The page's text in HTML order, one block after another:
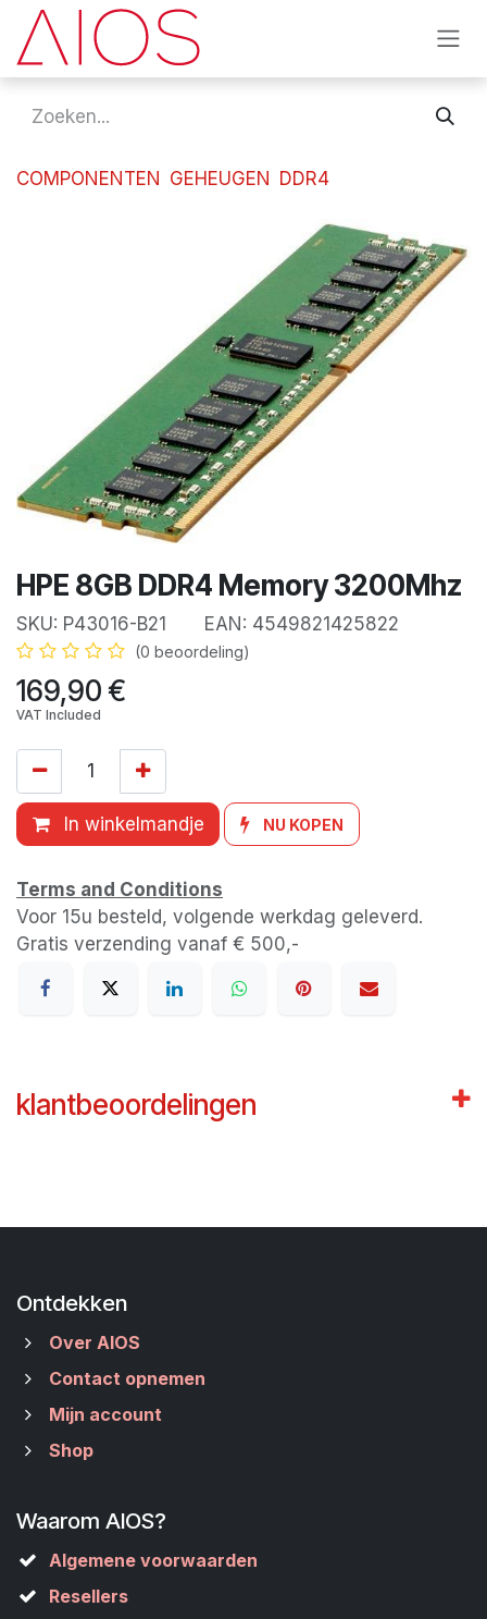
Overslaan naar inhoud
COMPONENTEN GEHEUGEN DDR4
HPE 8GB DDR4 Memory 3200Mhz
SKU: P43016-B21 EAN: 4549821425822
(0 beoordeling)
169,90€
VAT Included
In winkelmandje NU KOPEN
Terms and Conditions
Voor 15u besteld, volgende werkdag geleverd.
Gratis verzending vanaf € 500,-
klantbeoordelingen
Ontdekken
Over AIOS
Contact opnemen
Mijn account
Shop
Waarom AIOS?
Algemene voorwaarden
Resellers